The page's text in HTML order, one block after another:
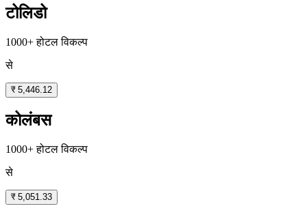
टोलिडो
1000+ होटल विकल्प
से
₹ 5,446.12
कोलंबस
1000+ होटल विकल्प
से
₹ 5,051.33